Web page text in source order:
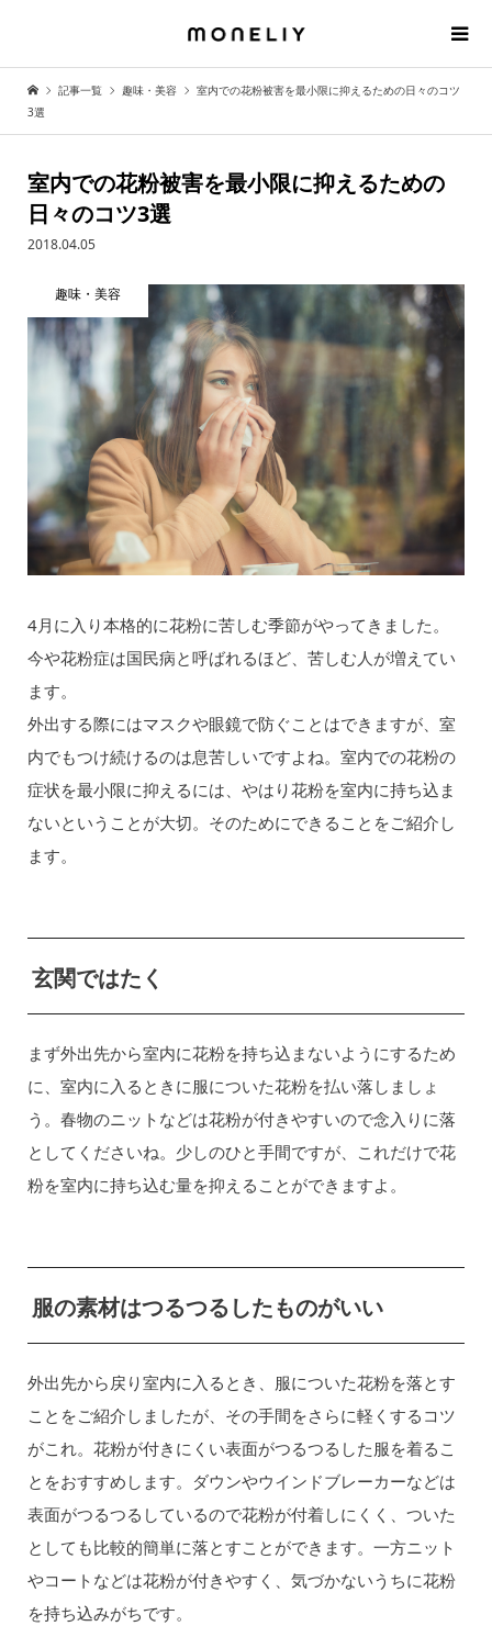
記事一覧 趣味・美容
室内での花粉被害を最小限に抑えるための日々のコツ
3選
室内での花粉被害を最小限に抑えるための
日々のコツ3選
2018.04.05
趣味・美容
4月に入り本格的に花粉に苦しむ季節がやってきました。
今や花粉症は国民病と呼ばれるほど、苦しむ人が増えてい
ます。
外出する際にはマスクや眼鏡で防ぐことはできますが、室
内でもつけ続けるのは息苦しいですよね。室内での花粉の
症状を最小限に抑えるには、やはり花粉を室内に持ち込ま
ないということが大切。そのためにできることをご紹介し
ます。
玄関ではたく
まず外出先から室内に花粉を持ち込まないようにするため
に、室内に入るときに服についた花粉を払い落しましょ
う。春物のニットなどは花粉が付きやすいので念入りに落
としてくださいね。少しのひと手間ですが、これだけで花
粉を室内に持ち込む量を抑えることができますよ。
服の素材はつるつるしたものがいい
外出先から戻り室内に入るとき、服についた花粉を落とす
ことをご紹介しましたが、その手間をさらに軽くするコツ
がこれ。花粉が付きにくい表面がつるつるした服を着るこ
とをおすすめします。ダウンやウインドブレーカーなどは
表面がつるつるしているので花粉が付着しにくく、ついた
としても比較的簡単に落とすことができます。一方ニット
やコートなどは花粉が付きやすく、気づかないうちに花粉
を持ち込みがちです。